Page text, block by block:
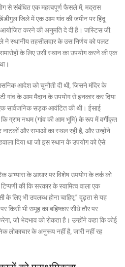
से संबंधित एक महत्वपूर्ण फैसले में, मद्रास
जिले में एक आम गांव की जमीन पर हिंदू
करने की अनुमति दे दी है। जस्टिस जी.
ने स्थानीय तहसीलदार के उस निर्णय को पलट
समारोहों के लिए उसी स्थान का उपयोग करने की एक
आदेश को चुनौती दी थी, जिसने मंदिर के
गांव के आम मैदान के उपयोग से इनकार कर दिया
सार्वजनिक सड़क आवंटित की थी। ईसाई
कि ग्राम नथम (गांव की आम भूमि) के रूप में वर्गीकृत
नाटकों और सभाओं का स्थल रही है, और उन्होंने
दिया था जो इस स्थान के उपयोग को ऐसे
अभ्यास के आधार पर विशेष उपयोग के तर्क को
की कि सरकार के स्वामित्व वाला एक
के लिए भी उपलब्ध होना चाहिए,” दृढ़ता से यह
किसी भी समूह का बहिष्कार सीधे तौर पर
जो भेदभाव को रोकता है। उन्होंने कहा कि कोई
लोकाचार के अनुरूप नहीं है, जारी नहीं रह